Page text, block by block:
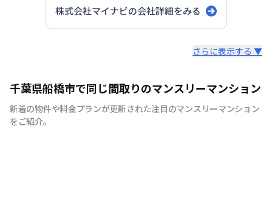
株式会社マイナビの会社詳細をみる
快適で安心な住まいをご提供。入居者様の住み心地と健康
を考え、専門部隊がお部屋を厳選！入居者満足度97％！
さらに表示する ▼
千葉県船橋市で同じ間取りのマンスリーマンション
新着の物件や料金プランが更新された注目のマンスリーマンション
をご紹介。